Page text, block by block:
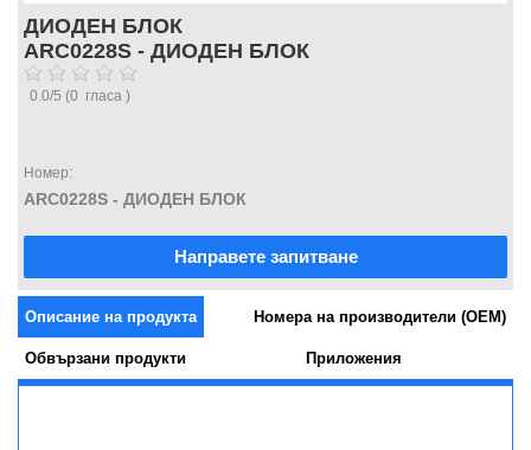
ДИОДЕН БЛОК
ARC0228S - ДИОДЕН БЛОК
0.0/5 (0 гласа )
Номер:
ARC0228S - ДИОДЕН БЛОК
Направете запитване
Описание на продукта Номера на производители (OEM)
Обвързани продукти Приложения